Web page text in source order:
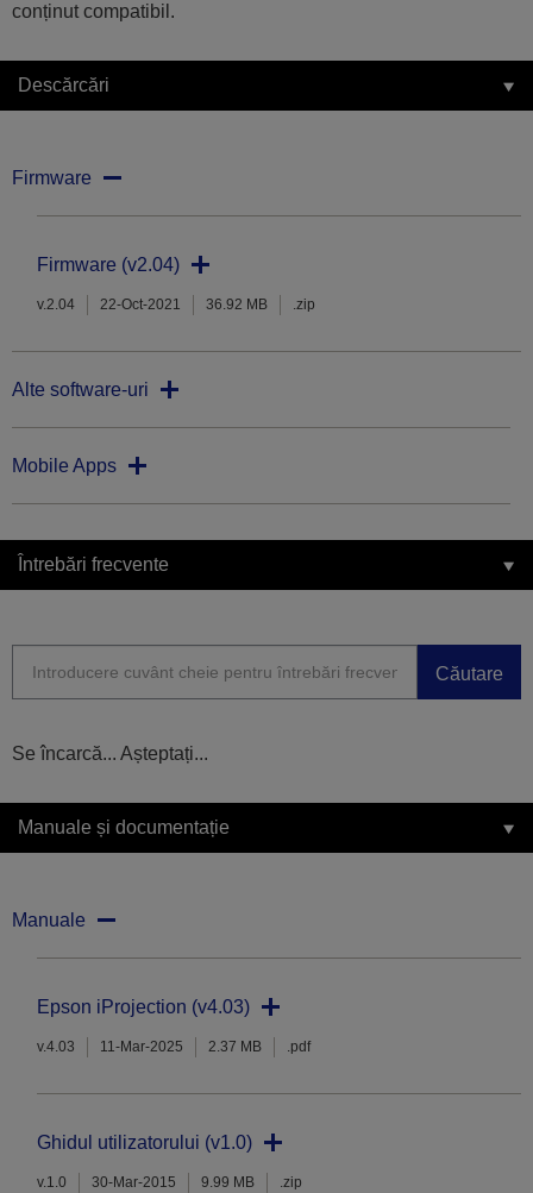
conținut compatibil.
Descărcări
Firmware
Firmware (v2.04)
v.2.04 22-Oct-2021 36.92 MB .zip
Alte software-uri
Mobile Apps
Întrebări frecvente
Căutare
Se încarcă... Așteptați...
Manuale și documentație
Manuale
Epson iProjection (v4.03)
v.4.03 11-Mar-2025 2.37 MB .pdf
Ghidul utilizatorului (v1.0)
v.1.0 30-Mar-2015 9.99 MB .zip